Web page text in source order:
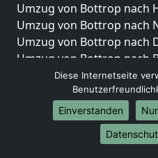
Umzug von Bottrop nach
Umzug von Bottrop nach
Umzug von Bottrop nach
Umzug von Bottrop nach
Umzug von Bottrop nach
Umzug von Bottrop nach
Umzug von Bottrop nach
Umzug von Bottrop nach
Diese Internetseite
Einverstanden